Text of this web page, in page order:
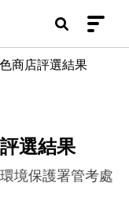
商店評選結果
選結果
境保護署管考處